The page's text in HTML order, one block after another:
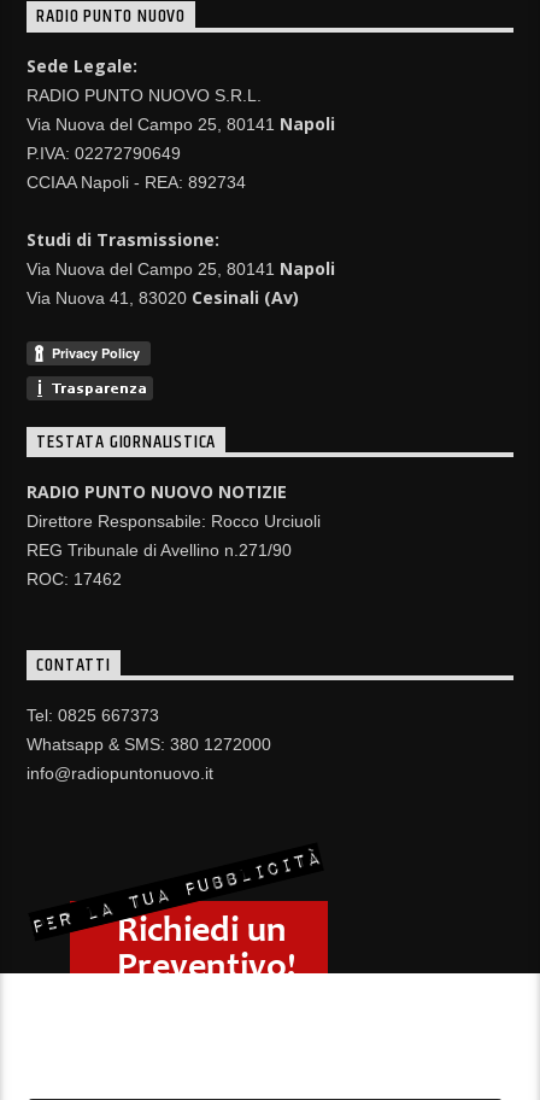
RADIO PUNTO NUOVO
Sede Legale:
RADIO PUNTO NUOVO S.R.L.
Via Nuova del Campo 25, 80141 Napoli
P.IVA: 02272790649
CCIAA Napoli - REA: 892734
Studi di Trasmissione:
Via Nuova del Campo 25, 80141 Napoli
Via Nuova 41, 83020 Cesinali (Av)
TESTATA GIORNALISTICA
RADIO PUNTO NUOVO NOTIZIE
Direttore Responsabile: Rocco Urciuoli
REG Tribunale di Avellino n.271/90
ROC: 17462
CONTATTI
Tel: 0825 667373
Whatsapp & SMS: 380 1272000
info@radiopuntonuovo.it